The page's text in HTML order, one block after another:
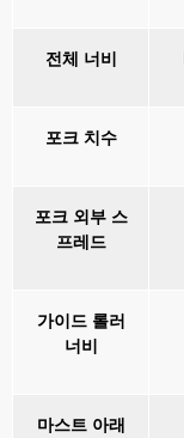
전체 너비
포크 치수
포크 외부 스
프레드
가이드 롤러
너비
마스트 아래